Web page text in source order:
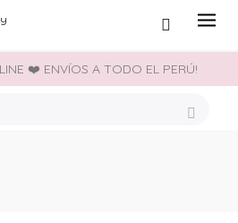
❤️ ENVÍOS A TODO EL PERÚ!